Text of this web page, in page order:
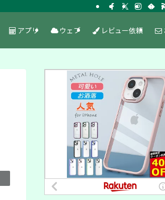
アプリ ウェブ レビュー依頼